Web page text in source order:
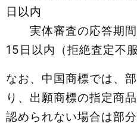
日以内
実体審査の応答期間
15日以内（拒絶査定不
なお、中国商標では、
り、出願商標の指定商
認められない場合は部